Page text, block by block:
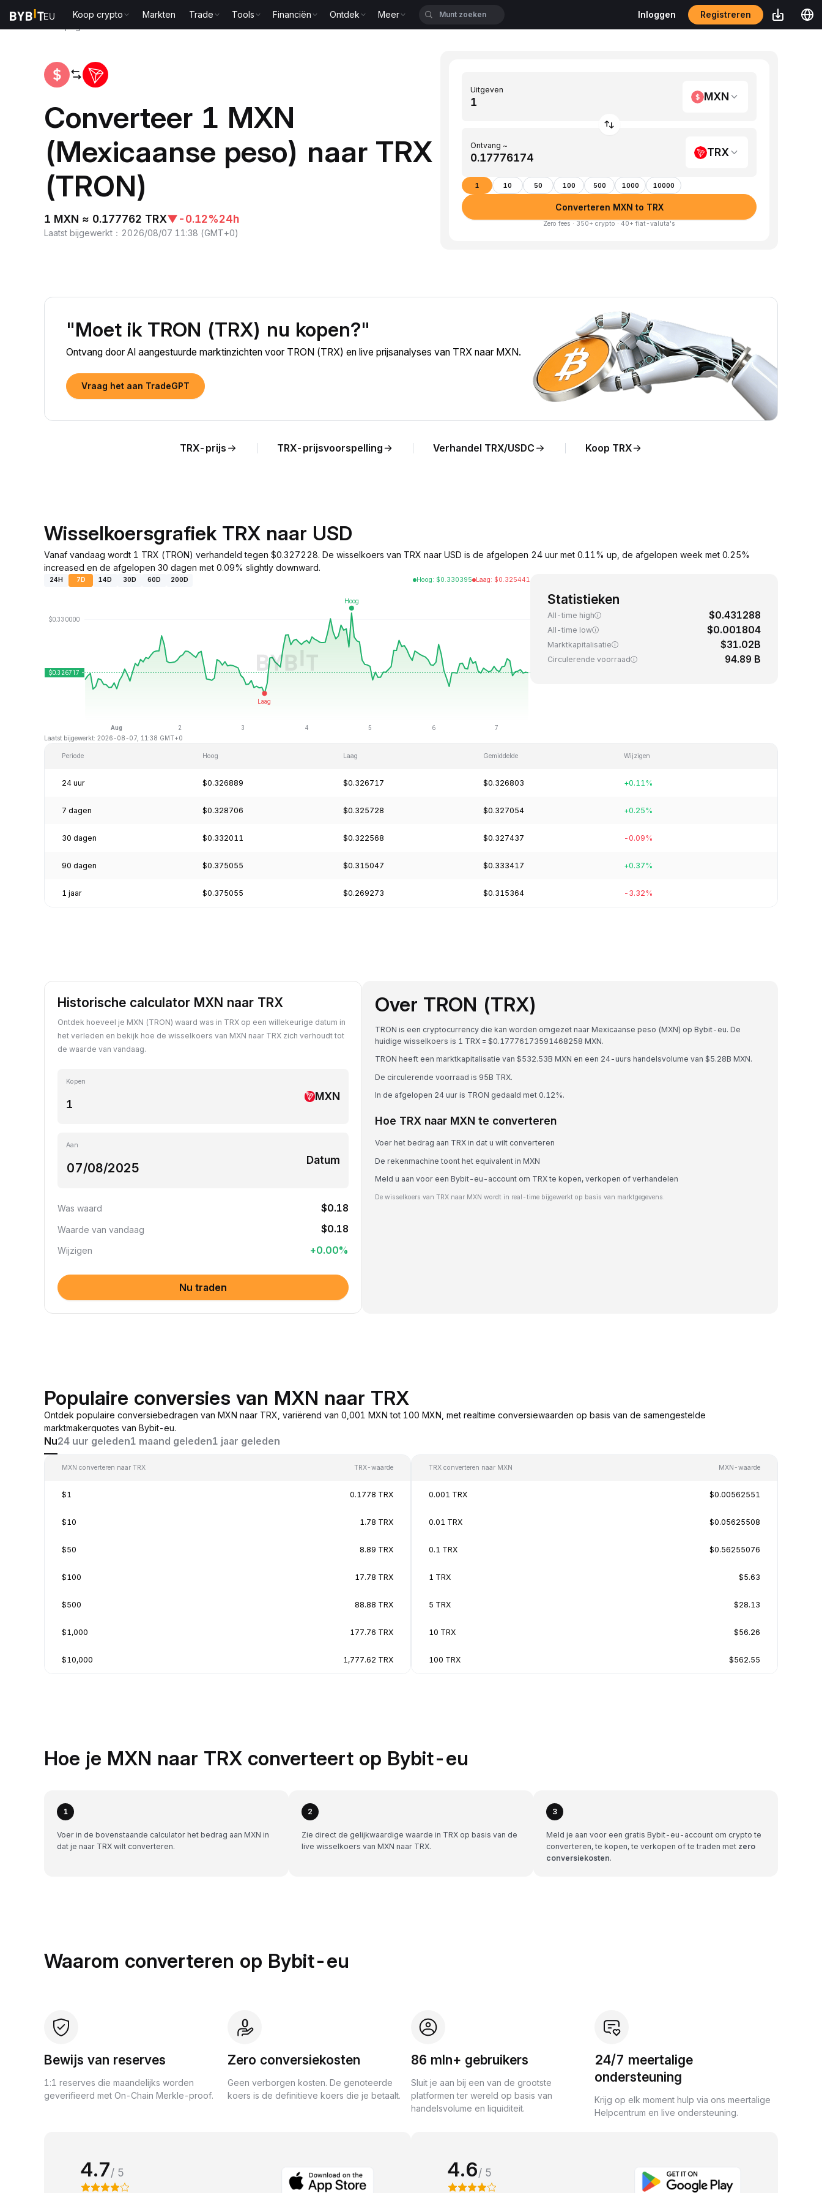
Koop crypto Markten Trade Tools Financiën Ontdek Meer Inloggen Registreren
Converteer 1 MXN
(Mexicaanse peso) naar TRX
(TRON)
1 MXN ≈ 0.177762 TRX▼-0.12%24h
Laatst bijgewerkt ： 2026/08/07 11:38 (GMT+0)
Uitgeven
MXN
Ontvang ~
TRX
1 10 50 100 500 1000 10000
Converteren MXN to TRX
Zero fees · 350+ crypto · 40+ fiat-valuta's
"Moet ik TRON (TRX) nu kopen?"
Ontvang door AI aangestuurde marktinzichten voor TRON (TRX) en live prijsanalyses van TRX naar MXN.
Vraag het aan TradeGPT
TRX-prijs TRX-prijsvoorspelling Verhandel TRX/USDC Koop TRX
Wisselkoersgrafiek TRX naar USD
Vanaf vandaag wordt 1 TRX (TRON) verhandeld tegen $0.327228. De wisselkoers van TRX naar USD is de afgelopen 24 uur met 0.11% up, de afgelopen week met 0.25%
increased en de afgelopen 30 dagen met 0.09% slightly downward.
24H 7D 14D 30D 60D 200D Hoog: $0.330395 Laag: $0.325441
Laatst bijgewerkt: 2026-08-07, 11:38 GMT+0
Statistieken
All-time high $0.431288
All-time low $0.001804
Marktkapitalisatie $31.02B
Circulerende voorraad 94.89 B
Periode Hoog Laag Gemiddelde Wijzigen
24 uur $0.326889 $0.326717 $0.326803 +0.11%
7 dagen $0.328706 $0.325728 $0.327054 +0.25%
30 dagen $0.332011 $0.322568 $0.327437 -0.09%
90 dagen $0.375055 $0.315047 $0.333417 +0.37%
1 jaar $0.375055 $0.269273 $0.315364 -3.32%
Historische calculator MXN naar TRX
Ontdek hoeveel je MXN (TRON) waard was in TRX op een willekeurige datum in
het verleden en bekijk hoe de wisselkoers van MXN naar TRX zich verhoudt tot
de waarde van vandaag.
Kopen
MXN
Aan
Datum
Was waard $0.18
Waarde van vandaag $0.18
Wijzigen +0.00%
Nu traden
Over TRON (TRX)
TRON is een cryptocurrency die kan worden omgezet naar Mexicaanse peso (MXN) op Bybit-eu. De
huidige wisselkoers is 1 TRX = $0.17776173591468258 MXN.
TRON heeft een marktkapitalisatie van $532.53B MXN en een 24-uurs handelsvolume van $5.28B MXN.
De circulerende voorraad is 95B TRX.
In de afgelopen 24 uur is TRON gedaald met 0.12%.
Hoe TRX naar MXN te converteren
Voer het bedrag aan TRX in dat u wilt converteren
De rekenmachine toont het equivalent in MXN
Meld u aan voor een Bybit-eu-account om TRX te kopen, verkopen of verhandelen
De wisselkoers van TRX naar MXN wordt in real-time bijgewerkt op basis van marktgegevens.
Populaire conversies van MXN naar TRX
Ontdek populaire conversiebedragen van MXN naar TRX, variërend van 0,001 MXN tot 100 MXN, met realtime conversiewaarden op basis van de samengestelde
marktmakerquotes van Bybit-eu.
Nu24 uur geleden1 maand geleden1 jaar geleden
MXN converteren naar TRX TRX-waarde
$1 0.1778 TRX
$10 1.78 TRX
$50 8.89 TRX
$100 17.78 TRX
$500 88.88 TRX
$1,000 177.76 TRX
$10,000 1,777.62 TRX
TRX converteren naar MXN MXN-waarde
0.001 TRX $0.00562551
0.01 TRX $0.05625508
0.1 TRX $0.56255076
1 TRX $5.63
5 TRX $28.13
10 TRX $56.26
100 TRX $562.55
Hoe je MXN naar TRX converteert op Bybit-eu
1
Voer in de bovenstaande calculator het bedrag aan MXN in
dat je naar TRX wilt converteren.
2
Zie direct de gelijkwaardige waarde in TRX op basis van de
live wisselkoers van MXN naar TRX.
3
Meld je aan voor een gratis Bybit-eu-account om crypto te
converteren, te kopen, te verkopen of te traden met zero
conversiekosten.
Waarom converteren op Bybit-eu
Bewijs van reserves
1:1 reserves die maandelijks worden
geverifieerd met On-Chain Merkle-proof.
Zero conversiekosten
Geen verborgen kosten. De genoteerde
koers is de definitieve koers die je betaalt.
86 mln+ gebruikers
Sluit je aan bij een van de grootste
platformen ter wereld op basis van
handelsvolume en liquiditeit.
24/7 meertalige
ondersteuning
Krijg op elk moment hulp via ons meertalige
Helpcentrum en live ondersteuning.
4.7/ 5 4.6/ 5